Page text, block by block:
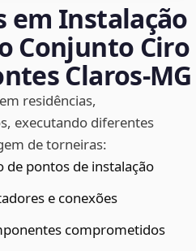
em Instalação
Conjunto Ciro
Claros‑MG
residências,
executando diferentes
de torneiras:
de pontos de instalação
e conexões
comprometidos